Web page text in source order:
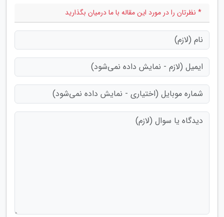
* نظرتان را در مورد این مقاله با ما درمیان بگذارید